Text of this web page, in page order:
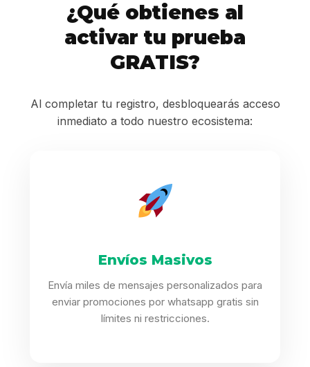
¿Qué obtienes al
activar tu prueba
GRATIS?
Al completar tu registro, desbloquearás acceso
inmediato a todo nuestro ecosistema:
Envíos Masivos
Envía miles de mensajes personalizados para
enviar promociones por whatsapp gratis sin
límites ni restricciones.